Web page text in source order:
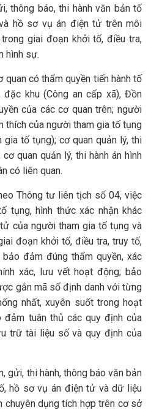
thông báo, thi hành văn bản tố
hồ sơ vụ án điện tử trên môi
giai đoạn khởi tố, điều tra,
hình sự.
có thẩm quyền tiến hành tố
đặc khu (Công an cấp xã), Đồn
của các cơ quan trên; người
thích của người tham gia tố tụng
tố tụng); cơ quan quản lý, thi
quan quản lý, thi hành án hình
có liên quan.
Thông tư liên tịch số 04, việc
tụng, hình thức xác nhận khác
của người tham gia tố tụng và
đoạn khởi tố, điều tra, truy tố,
đảm đúng thẩm quyền, xác
xác, lưu vết hoạt động; bảo
gắn mã số định danh với từng
nhất, xuyên suốt trong hoạt
tuân thủ các quy định của
trữ tài liệu số và quy định của
gửi, thi hành, thông báo văn bản
hồ sơ vụ án điện tử và dữ liệu
chuyên dụng tích hợp trên cơ sở